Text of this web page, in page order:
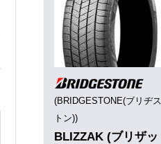
(BRIDGESTONE(ブリヂス
トン))
BLIZZAK (ブリザッ